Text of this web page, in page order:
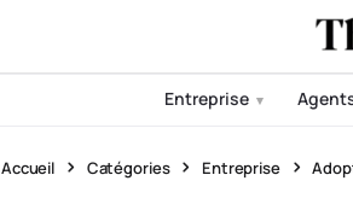
Entreprise ▾
Accueil Catégories Entreprise